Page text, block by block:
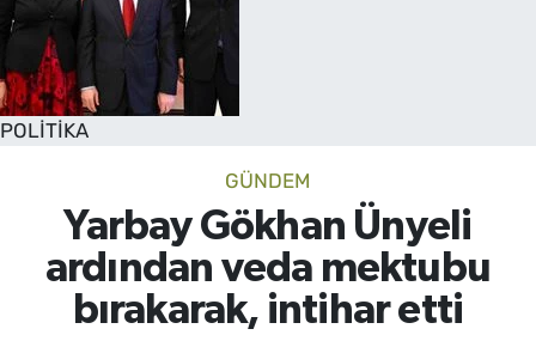
POLİTİKA
GÜNDEM
Yarbay Gökhan Ünyeli
ardından veda mektubu
bırakarak, intihar etti